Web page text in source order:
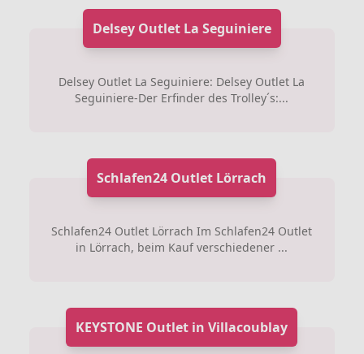
Delsey Outlet La Seguiniere
Delsey Outlet La Seguiniere: Delsey Outlet La
Seguiniere-Der Erfinder des Trolley´s:...
Schlafen24 Outlet Lörrach
Schlafen24 Outlet Lörrach Im Schlafen24 Outlet
in Lörrach, beim Kauf verschiedener ...
KEYSTONE Outlet in Villacoublay